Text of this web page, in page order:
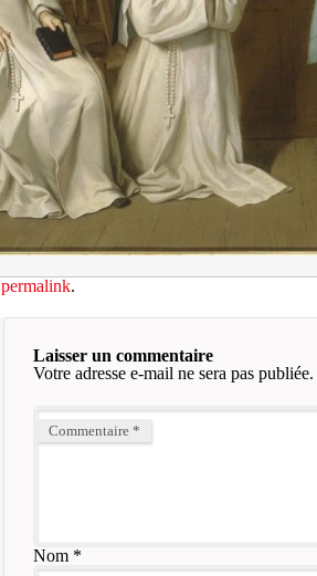
permalink.
Laisser un commentaire
Votre adresse e-mail ne sera pas publiée.
Commentaire *
Nom*